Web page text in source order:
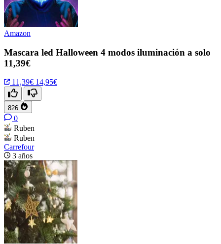
Amazon
Mascara led Halloween 4 modos iluminación a solo
11,39€
11,39€ 14,95€
826
0
Ruben
Ruben
Carrefour
3 años